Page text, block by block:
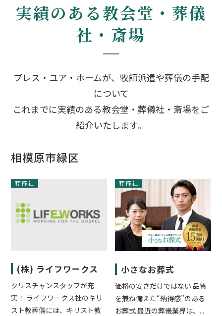
実績のある教会堂・葬儀
社・斎場
ブレス・ユア・ホームが、牧師派遣や葬儀の手配
について
これまでに実績のある教会堂・葬儀社・斎場をご
紹介いたします。
相模原市緑区
葬儀社
(株) ライフワークス
クリスチャンスタッフが充
実！ ライフワークス社のキリ
スト教葬儀には、キリスト教
葬儀社
小さなお葬式
価格の安さだけではない 品質
を兼ね備えた“納得感”のある
お葬式 最近の葬儀業界は、...